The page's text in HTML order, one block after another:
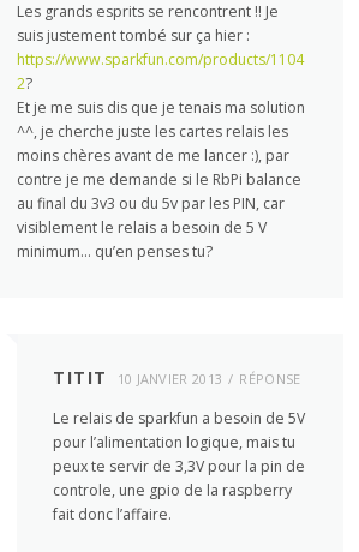
Les grands esprits se rencontrent !! Je
suis justement tombé sur ça hier :
https://www.sparkfun.com/products/1104
2?
Et je me suis dis que je tenais ma solution
^^, je cherche juste les cartes relais les
moins chères avant de me lancer :), par
contre je me demande si le RbPi balance
au final du 3v3 ou du 5v par les PIN, car
visiblement le relais a besoin de 5 V
minimum… qu’en penses tu?
TITIT 10 JANVIER 2013 RÉPONSE
Le relais de sparkfun a besoin de 5V
pour l’alimentation logique, mais tu
peux te servir de 3,3V pour la pin de
controle, une gpio de la raspberry
fait donc l’affaire.